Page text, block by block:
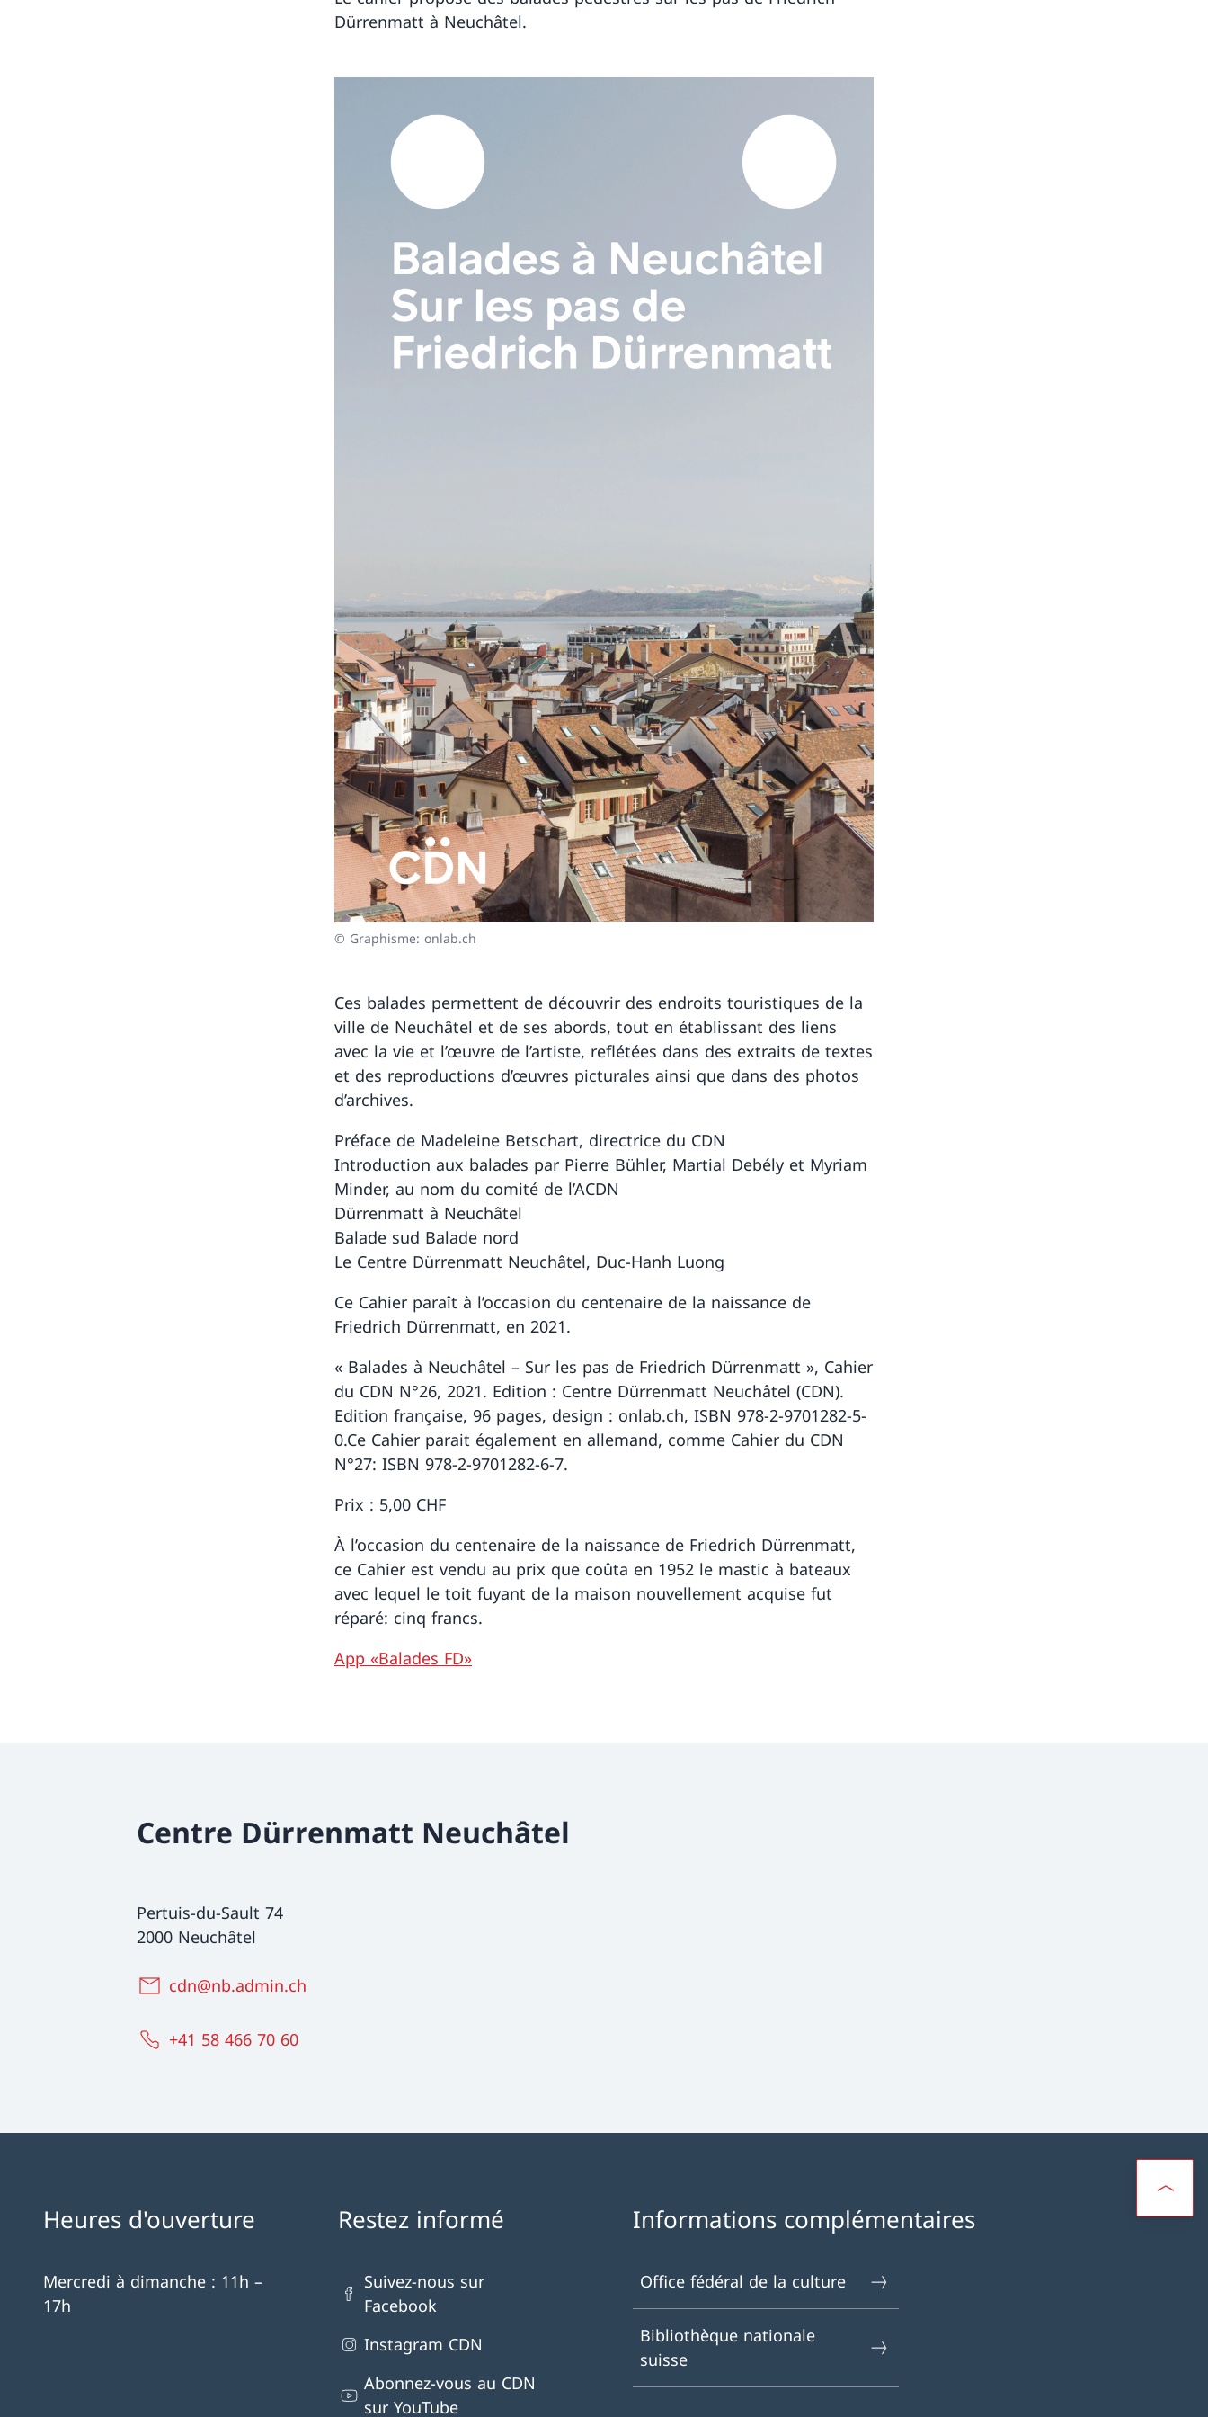
Dürrenmatt à Neuchâtel.
© Graphisme: onlab.ch
Ces balades permettent de découvrir des endroits touristiques de la
ville de Neuchâtel et de ses abords, tout en établissant des liens
avec la vie et l’œuvre de l’artiste, reflétées dans des extraits de textes
et des reproductions d’œuvres picturales ainsi que dans des photos
d’archives.
Préface de Madeleine Betschart, directrice du CDN
Introduction aux balades par Pierre Bühler, Martial Debély et Myriam
Minder, au nom du comité de l’ACDN
Dürrenmatt à Neuchâtel
Balade sud Balade nord
Le Centre Dürrenmatt Neuchâtel, Duc-Hanh Luong
Ce Cahier paraît à l’occasion du centenaire de la naissance de
Friedrich Dürrenmatt, en 2021.
« Balades à Neuchâtel – Sur les pas de Friedrich Dürrenmatt », Cahier
du CDN N°26, 2021. Edition : Centre Dürrenmatt Neuchâtel (CDN).
Edition française, 96 pages, design : onlab.ch, ISBN 978-2-9701282-5-
0.Ce Cahier parait également en allemand, comme Cahier du CDN
N°27: ISBN 978-2-9701282-6-7.
Prix : 5,00 CHF
À l’occasion du centenaire de la naissance de Friedrich Dürrenmatt,
ce Cahier est vendu au prix que coûta en 1952 le mastic à bateaux
avec lequel le toit fuyant de la maison nouvellement acquise fut
réparé: cinq francs.
App «Balades FD»
Centre Dürrenmatt Neuchâtel
Pertuis-du-Sault 74
2000 Neuchâtel
cdn@nb.admin.ch
+41 58 466 70 60
Heures d'ouverture
Mercredi à dimanche : 11h –
17h
Restez informé
Suivez-nous sur
Facebook
Instagram CDN
Abonnez-vous au CDN
sur YouTube
Informations complémentaires
Office fédéral de la culture
Bibliothèque nationale
suisse